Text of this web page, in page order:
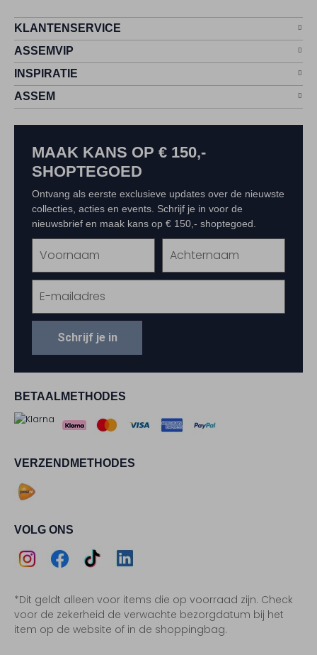
KLANTENSERVICE
ASSEMVIP
INSPIRATIE
ASSEM
BETAALMETHODES
VERZENDMETHODES
VOLG ONS
Instagram
Facebook
TikTokLinkedIn
*Dit geldt alleen voor items die op voorraad zijn. Check
voor de zekerheid de verwachte bezorgdatum bij het
item op de website of in de shoppingbag.
MAAK KANS OP € 150,-
SHOPTEGOED
Ontvang als eerste exclusieve updates over de nieuwste
collecties, acties en events. Schrijf je in voor de
nieuwsbrief en maak kans op € 150,- shoptegoed.
Schrijf je in